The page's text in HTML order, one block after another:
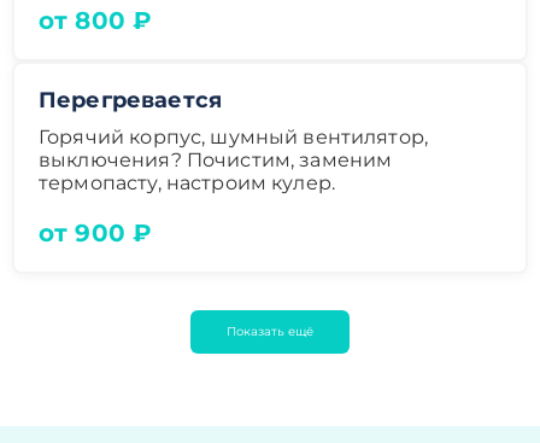
от 800 ₽
Перегревается
Горячий корпус, шумный вентилятор,
выключения? Почистим, заменим
термопасту, настроим кулер.
от 900 ₽
Показать ещё